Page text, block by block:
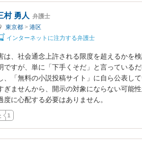
村 勇人 弁護士
東京都 > 港区
インターネットに注力する弁護士
は、社会通念上許される限度を超えるかを検
ですが、単に「下手くそだ」と言っている
、「無料の小説投稿サイト」に自ら公表し
ぎませんから、開示の対象にならない可能性
度に心配する必要はありません。
1